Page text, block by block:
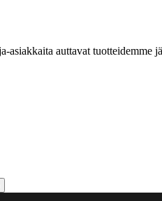
asiakkaita auttavat tuotteidemme